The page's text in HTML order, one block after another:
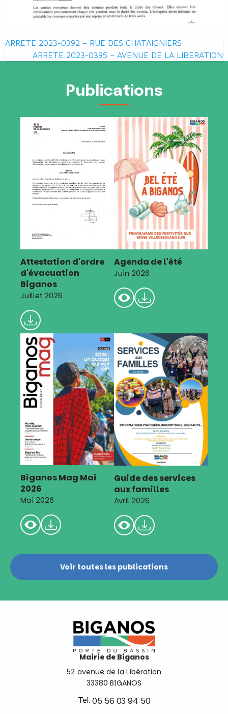
Navigation
de
ARRETE 2023-0392 – RUE DES CHATAIGNIERS
ARRETE 2023-0395 – AVENUE DE LA LIBERATION
Publications
Attestation d'ordre
d'évacuation
Biganos
Juillet 2026
Agenda de l'été
Juin 2026
Biganos Mag Mai
2026
Mai 2026
Guide des services
aux familles
Avril 2026
Voir toutes les publications
Mairie de Biganos
52 avenue de la Libération
33380 BIGANOS
Tel. 05 56 03 94 50